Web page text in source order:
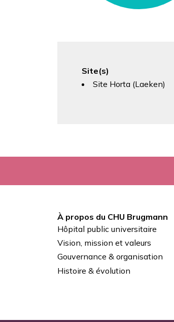
Site(s)
Site Horta (Laeken)
Pied
de
page
À propos du CHU Brugmann
Hôpital public universitaire
Vision, mission et valeurs
Gouvernance & organisation
Histoire & évolution